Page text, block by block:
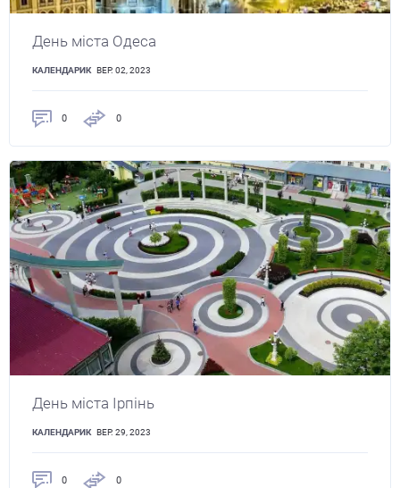
День міста Одеса
КАЛЕНДАРИК ВЕР. 02, 2023
0 0
День міста Ірпінь
КАЛЕНДАРИК ВЕР. 29, 2023
0 0